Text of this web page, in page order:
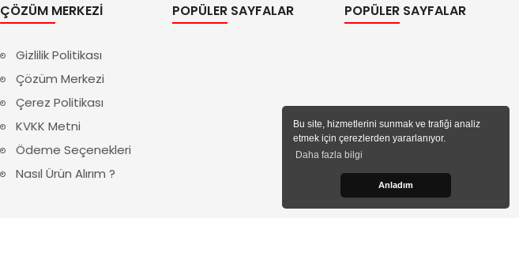
Bu site, hizmetlerini sunmak ve trafiği analiz
etmek için çerezlerden yararlanıyor.
Daha fazla bilgi
Anladım
ÇÖZÜM MERKEZI
Gizlilik Politikası
Çözüm Merkezi
Çerez Politikası
KVKK Metni
Ödeme Seçenekleri
Nasıl Ürün Alırım ?
POPÜLER SAYFALAR POPÜLER SAYFALAR